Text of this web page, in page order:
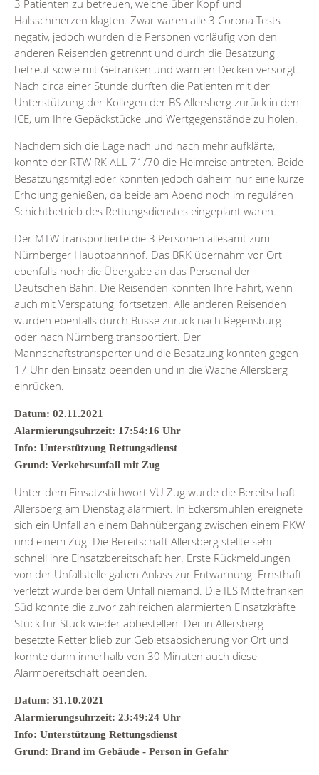
3 Patienten zu betreuen, welche über Kopf und
Halsschmerzen klagten. Zwar waren alle 3 Corona Tests
negativ, jedoch wurden die Personen vorläufig von den
anderen Reisenden getrennt und durch die Besatzung
betreut sowie mit Getränken und warmen Decken versorgt.
Nach circa einer Stunde durften die Patienten mit der
Unterstützung der Kollegen der BS Allersberg zurück in den
ICE, um Ihre Gepäckstücke und Wertgegenstände zu holen.
Nachdem sich die Lage nach und nach mehr aufklärte,
konnte der RTW RK ALL 71/70 die Heimreise antreten. Beide
Besatzungsmitglieder konnten jedoch daheim nur eine kurze
Erholung genießen, da beide am Abend noch im regulären
Schichtbetrieb des Rettungsdienstes eingeplant waren.
Der MTW transportierte die 3 Personen allesamt zum
Nürnberger Hauptbahnhof. Das BRK übernahm vor Ort
ebenfalls noch die Übergabe an das Personal der
Deutschen Bahn. Die Reisenden konnten Ihre Fahrt, wenn
auch mit Verspätung, fortsetzen. Alle anderen Reisenden
wurden ebenfalls durch Busse zurück nach Regensburg
oder nach Nürnberg transportiert. Der
Mannschaftstransporter und die Besatzung konnten gegen
17 Uhr den Einsatz beenden und in die Wache Allersberg
einrücken.
Datum: 02.11.2021
Alarmierungsuhrzeit: 17:54:16 Uhr
Info: Unterstützung Rettungsdienst
Grund: Verkehrsunfall mit Zug
Unter dem Einsatzstichwort VU Zug wurde die Bereitschaft
Allersberg am Dienstag alarmiert. In Eckersmühlen ereignete
sich ein Unfall an einem Bahnübergang zwischen einem PKW
und einem Zug. Die Bereitschaft Allersberg stellte sehr
schnell ihre Einsatzbereitschaft her. Erste Rückmeldungen
von der Unfallstelle gaben Anlass zur Entwarnung. Ernsthaft
verletzt wurde bei dem Unfall niemand. Die ILS Mittelfranken
Süd konnte die zuvor zahlreichen alarmierten Einsatzkräfte
Stück für Stück wieder abbestellen. Der in Allersberg
besetzte Retter blieb zur Gebietsabsicherung vor Ort und
konnte dann innerhalb von 30 Minuten auch diese
Alarmbereitschaft beenden.
Datum: 31.10.2021
Alarmierungsuhrzeit: 23:49:24 Uhr
Info: Unterstützung Rettungsdienst
Grund: Brand im Gebäude - Person in Gefahr